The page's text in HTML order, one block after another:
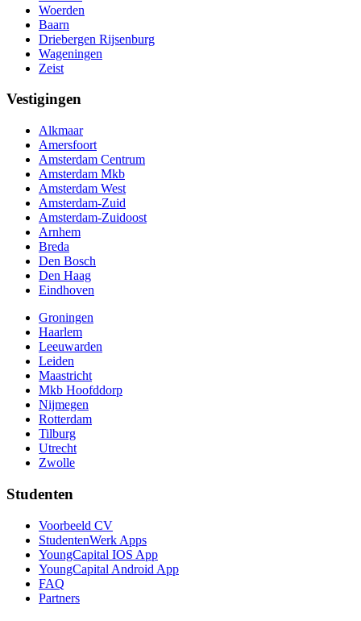
Woerden
Baarn
Driebergen Rijsenburg
Wageningen
Zeist
Vestigingen
Alkmaar
Amersfoort
Amsterdam Centrum
Amsterdam Mkb
Amsterdam West
Amsterdam-Zuid
Amsterdam-Zuidoost
Arnhem
Breda
Den Bosch
Den Haag
Eindhoven
Groningen
Haarlem
Leeuwarden
Leiden
Maastricht
Mkb Hoofddorp
Nijmegen
Rotterdam
Tilburg
Utrecht
Zwolle
Studenten
Voorbeeld CV
StudentenWerk Apps
YoungCapital IOS App
YoungCapital Android App
FAQ
Partners